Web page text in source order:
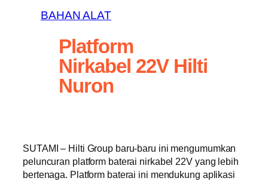
BAHAN ALAT
Platform
Nirkabel 22V Hilti
Nuron
SUTAMI – Hilti Group baru-baru ini mengumumkan
peluncuran platform baterai nirkabel 22V yang lebih
bertenaga. Platform baterai ini mendukung aplikasi